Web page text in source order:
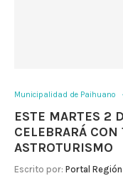
Municipalidad de Paihuano
ESTE MARTES 2
CELEBRARÁ
ASTROTURISMO
Escrito por: Portal